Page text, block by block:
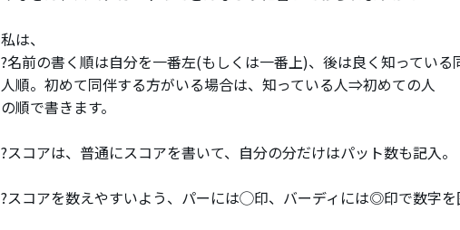
私は、
?名前の書く順は自分を一番左(もしくは一番上)、後は良く知っている
人順。初めて同伴する方がいる場合は、知っている人⇒初めての人
の順で書きます。
?スコアは、普通にスコアを書いて、自分の分だけはパット数も記入。
?スコアを数えやすいよう、パーには◯印、バーディには◎印で数字を